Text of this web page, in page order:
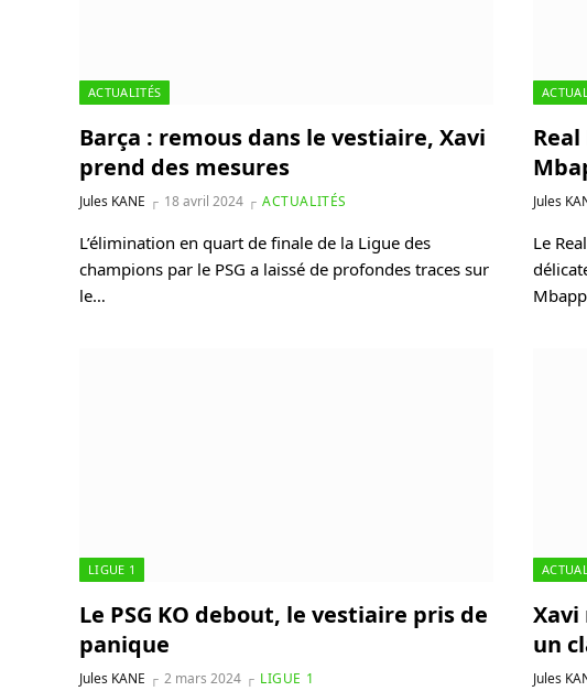
ACTUALITÉS
Barça : remous dans le vestiaire, Xavi
prend des mesures
Jules KANE 18 avril 2024 ACTUALITÉS
L’élimination en quart de finale de la Ligue des
champions par le PSG a laissé de profondes traces sur
le…
Jules
Le
LIGUE 1
Le PSG KO debout, le vestiaire pris de
panique
Jules KANE 2 mars 2024 LIGUE 1
Xavi
un
Jules